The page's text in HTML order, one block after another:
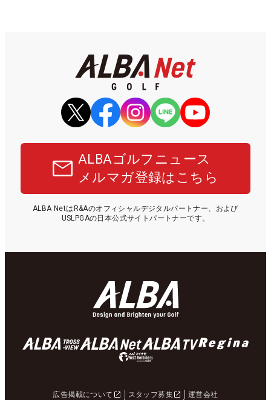
ALBAゴルフニュース
メルマガ登録はこちら
ALBA NetはR&Aのオフィシャルデジタルパートナー、および
USLPGAの日本公式サイトパートナーです。
広告掲載について スタッフ募集 運営会社